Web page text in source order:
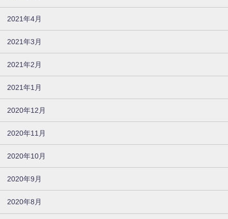
2021年4月
2021年3月
2021年2月
2021年1月
2020年12月
2020年11月
2020年10月
2020年9月
2020年8月